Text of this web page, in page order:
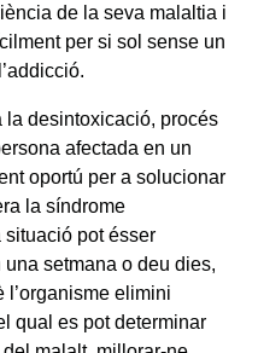
de la seva malaltia i
per si sol sense un
la desintoxicació, procés
afectada en un
oportú per a solucionar
la síndrome
situació pot ésser
setmana o deu dies,
l’organisme elimini
qual es pot determinar